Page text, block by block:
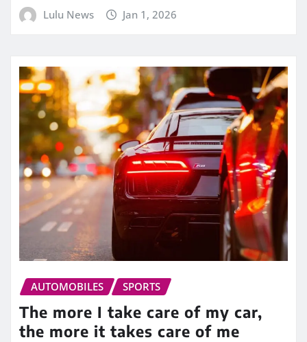
Lulu News Jan 1, 2026
AUTOMOBILES SPORTS
The more I take care of my car,
the more it takes care of me